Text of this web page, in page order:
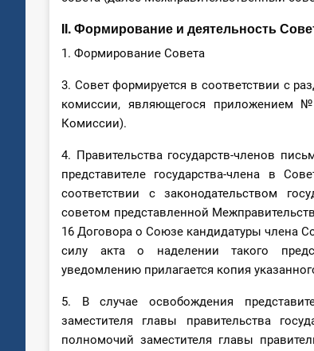
II. Формирование и деятельность
1. Формирование Совета
3. Совет формируется в соответствии с
комиссии, являющегося
Комиссии).
4. Правительства государств-членов
представителе государства-члена в
соответствии с законодательством
советом представленной
16 Договора о Союзе кандидатуры члена
силу акта о наделении такого
уведомлению прилагается копия
5. В случае освобождения
заместителя главы правительства
полномочий заместителя главы